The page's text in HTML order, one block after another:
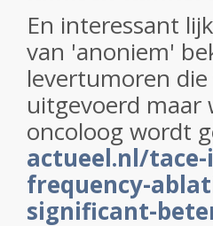
En interessant
van 'anoniem'
levertumoren
uitgevoerd maar
oncoloog wordt
actueel.nl/
frequency-
significant-